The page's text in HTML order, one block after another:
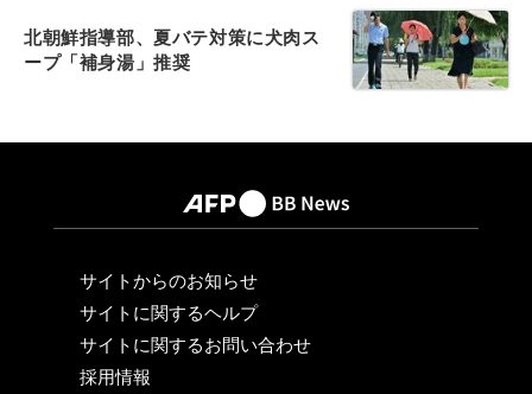
北朝鮮指導部、夏バテ対策に犬肉ス
ープ「補身湯」推奨
サイトからのお知らせ
サイトに関するヘルプ
サイトに関するお問い合わせ
採用情報